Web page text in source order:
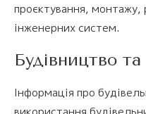
проєктування, монтажу,
інженерних систем.
Будівництво
Інформація про